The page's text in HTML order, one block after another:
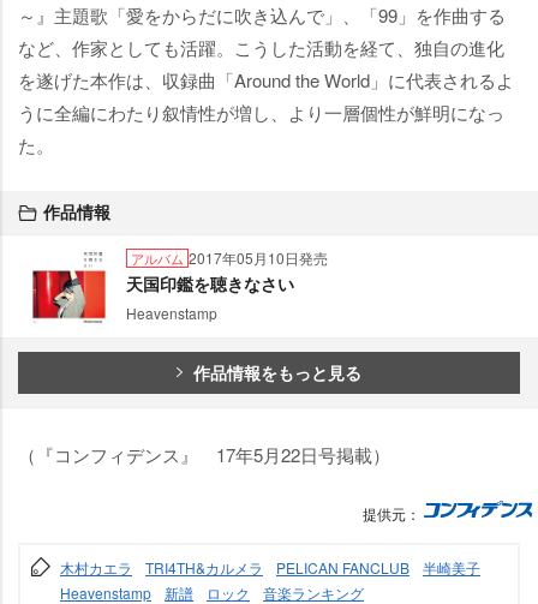
～』主題歌「愛をからだに吹き込んで」、「99」を作曲する
など、作家としても活躍。こうした活動を経て、独自の進化
を遂げた本作は、収録曲「Around the World」に代表されるよ
うに全編にわたり叙情性が増し、より一層個性が鮮明になっ
た。
作品情報
アルバム 2017年05月10日発売
天国印鑑を聴きなさい
Heavenstamp
作品情報をもっと見る
（『コンフィデンス』 17年5月22日号掲載）
提供元：
木村カエラ TRI4TH&カルメラ PELICAN FANCLUB
半崎美子
Heavenstamp
新譜 ロック
音楽ランキング